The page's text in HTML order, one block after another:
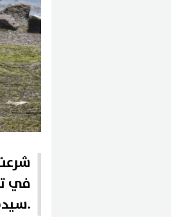
في
سيدي منصور، على غرار شاطئ حي بورقيبة والكورنيش.